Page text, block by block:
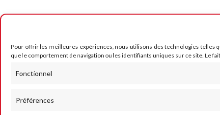
Pour offrir les meilleures expériences, nous utilisons des technologies telles
que le comportement de navigation ou les identifiants uniques sur ce site. Le
Fonctionnel
Préférences